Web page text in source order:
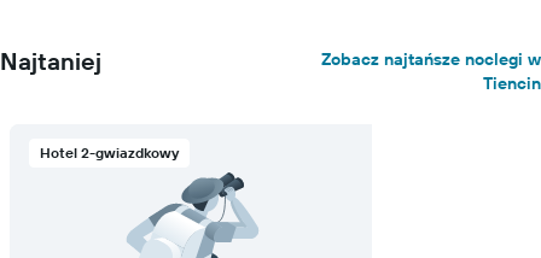
Najtaniej
Zobacz najtańsze noclegi w
Tiencin
Hotel 2-gwiazdkowy